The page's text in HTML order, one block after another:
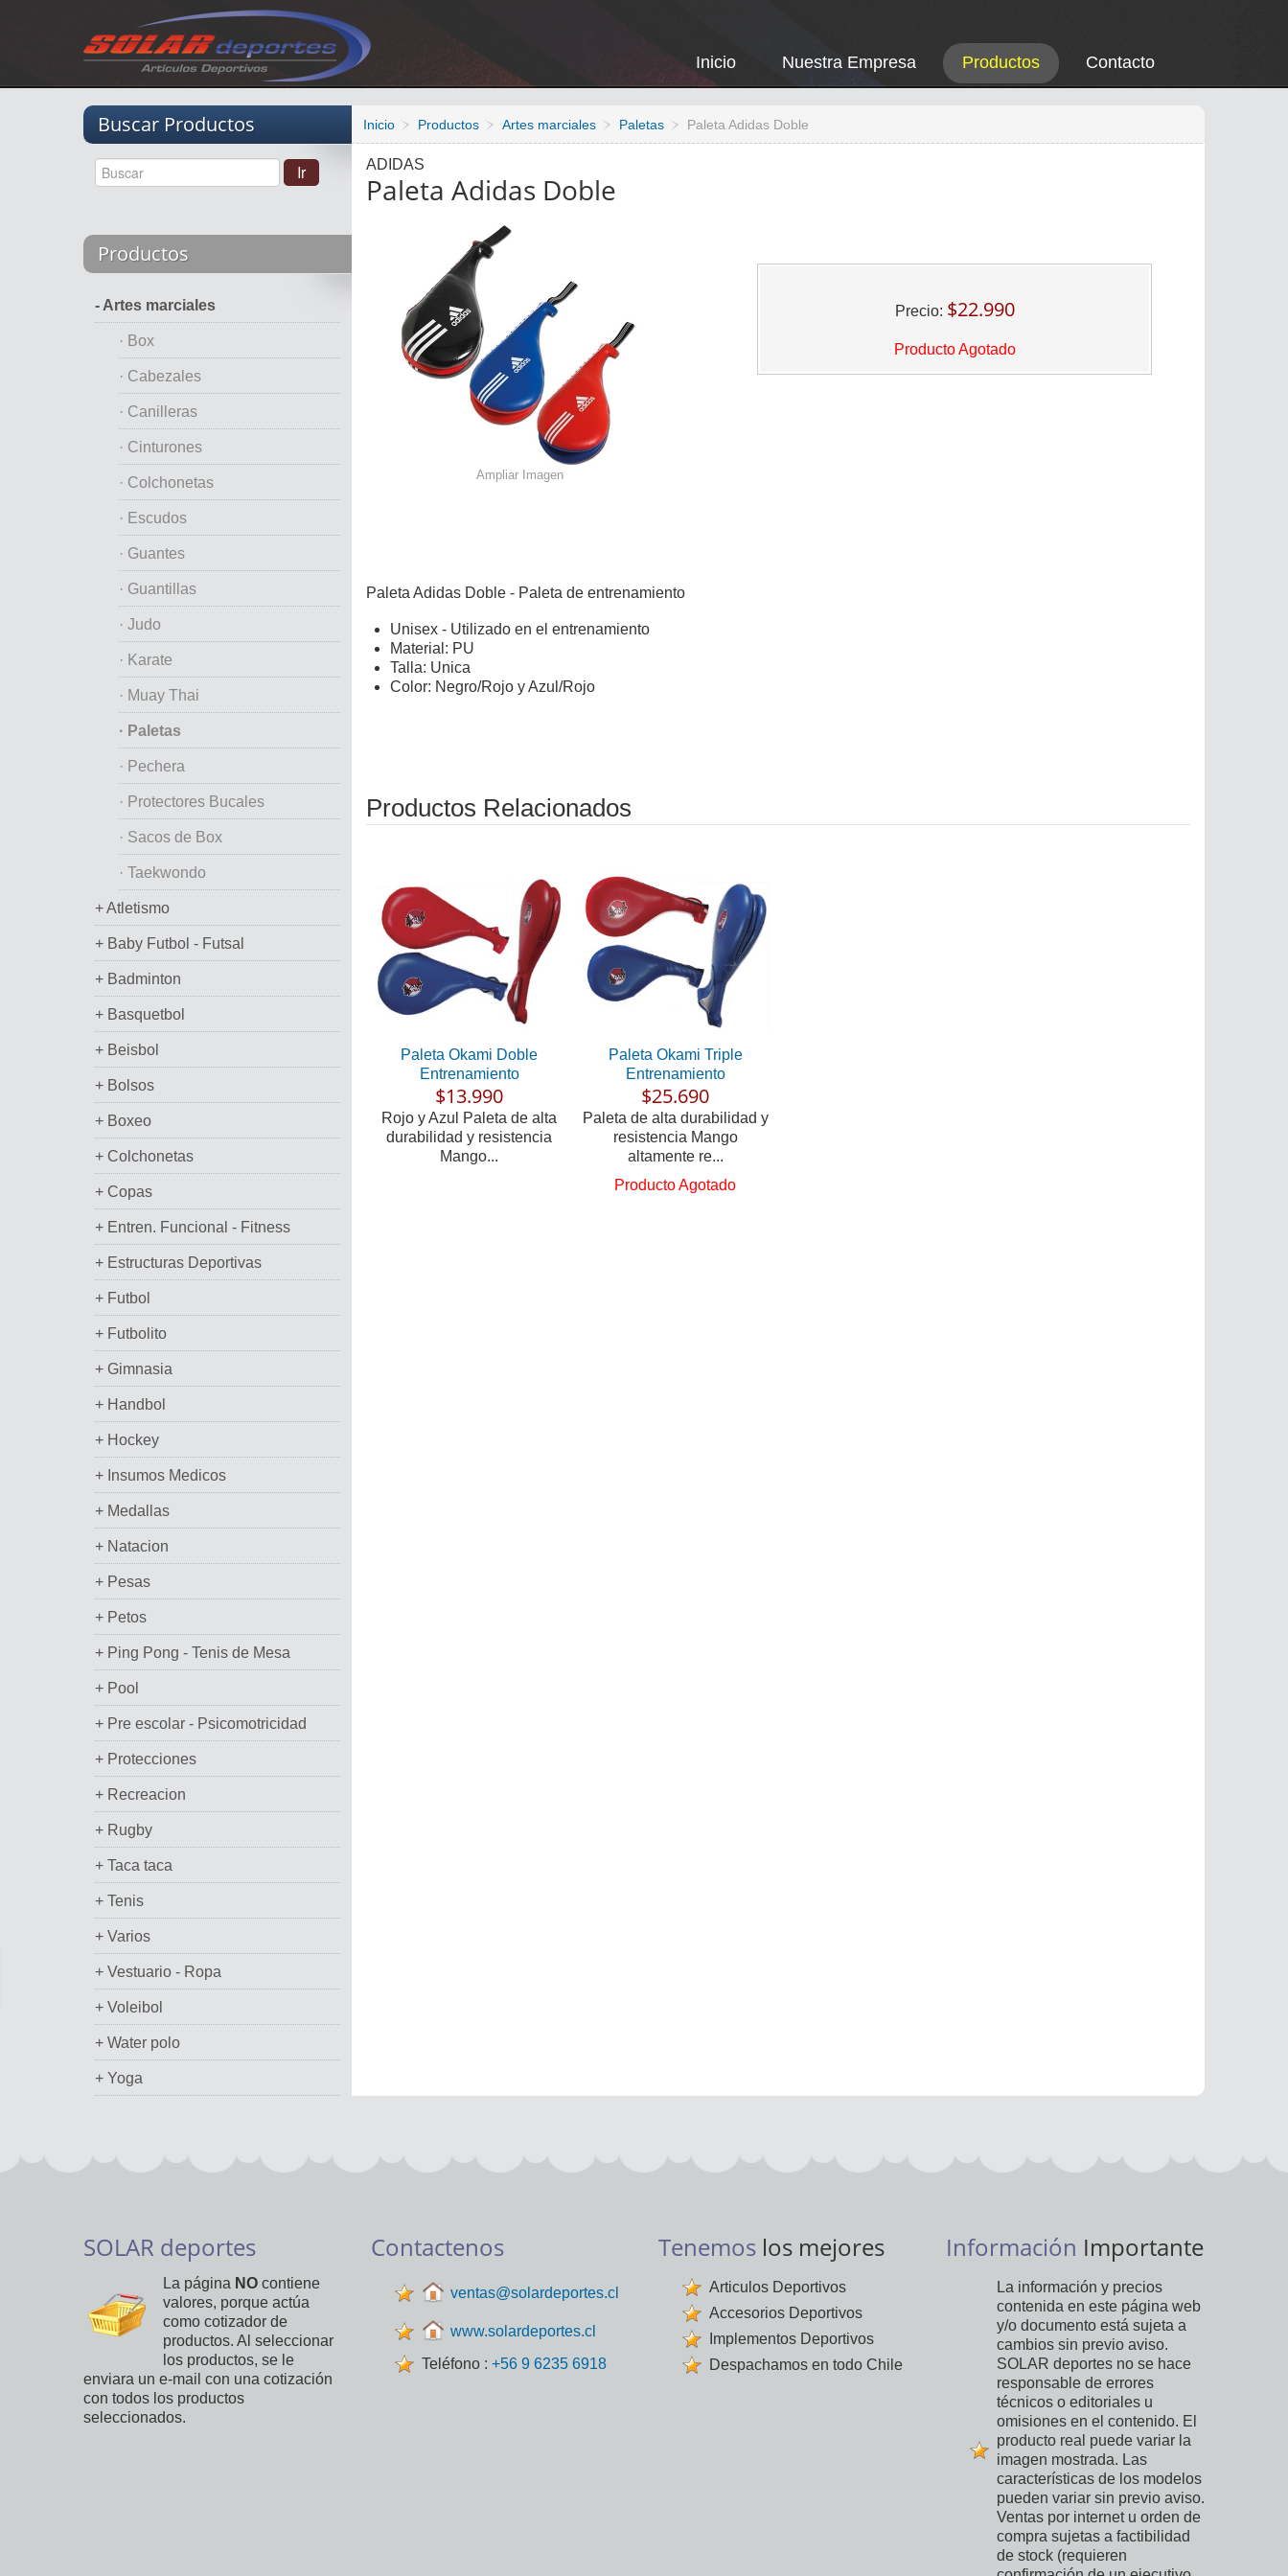
Inicio Nuestra Empresa Productos Contacto
Buscar Productos
Productos
- Artes marciales
· Box
· Cabezales
· Canilleras
· Cinturones
· Colchonetas
· Escudos
· Guantes
· Guantillas
· Judo
· Karate
· Muay Thai
· Paletas
· Pechera
· Protectores Bucales
· Sacos de Box
· Taekwondo
+ Atletismo
+ Baby Futbol - Futsal
+ Badminton
+ Basquetbol
+ Beisbol
+ Bolsos
+ Boxeo
+ Colchonetas
+ Copas
+ Entren. Funcional - Fitness
+ Estructuras Deportivas
+ Futbol
+ Futbolito
+ Gimnasia
+ Handbol
+ Hockey
+ Insumos Medicos
+ Medallas
+ Natacion
+ Pesas
+ Petos
+ Ping Pong - Tenis de Mesa
+ Pool
+ Pre escolar - Psicomotricidad
+ Protecciones
+ Recreacion
+ Rugby
+ Taca taca
+ Tenis
+ Varios
+ Vestuario - Ropa
+ Voleibol
+ Water polo
+ Yoga
Inicio Productos Artes marciales Paletas Paleta Adidas Doble
ADIDAS
Paleta Adidas Doble
Precio: $22.990
Producto Agotado
Ampliar Imagen
Paleta Adidas Doble - Paleta de entrenamiento
Unisex - Utilizado en el entrenamiento
Material: PU
Talla: Unica
Color: Negro/Rojo y Azul/Rojo
Productos Relacionados
Paleta Okami Doble
Entrenamiento
$13.990
Rojo y Azul Paleta de alta
durabilidad y resistencia
Mango...
Paleta Okami Triple
Entrenamiento
$25.690
Paleta de alta durabilidad y
resistencia Mango
altamente re...
Producto Agotado
SOLAR deportes
La página NO contiene
valores, porque actúa
como cotizador de
productos. Al seleccionar
los productos, se le
enviara un e-mail con una cotización
con todos los productos
seleccionados.
Contactenos
ventas@solardeportes.cl
www.solardeportes.cl
Teléfono : +56 9 6235 6918
Tenemos los mejores
Articulos Deportivos
Accesorios Deportivos
Implementos Deportivos
Despachamos en todo Chile
Información Importante
La información y precios
contenida en este página web
y/o documento está sujeta a
cambios sin previo aviso.
SOLAR deportes no se hace
responsable de errores
técnicos o editoriales u
omisiones en el contenido. El
producto real puede variar la
imagen mostrada. Las
características de los modelos
pueden variar sin previo aviso.
Ventas por internet u orden de
compra sujetas a factibilidad
de stock (requieren